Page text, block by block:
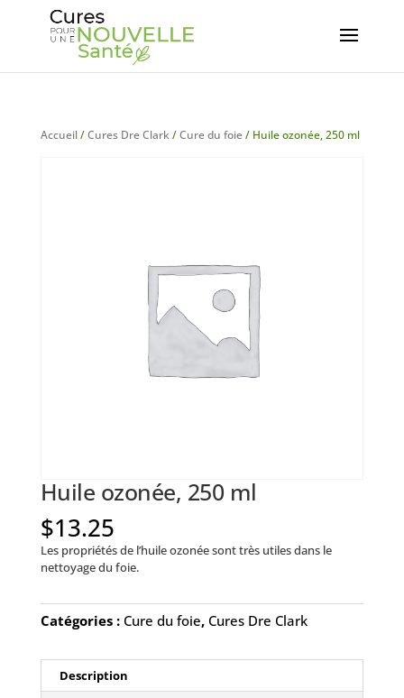
Accueil/Cures Dre Clark /Cure du foie/ Huile ozonée, 250 ml
Huile ozonée, 250 ml
$13.25
Les propriétés de l’huile ozonée sont très utiles dans le
nettoyage du foie.
Catégories : Cure du foie, Cures Dre Clark
Description